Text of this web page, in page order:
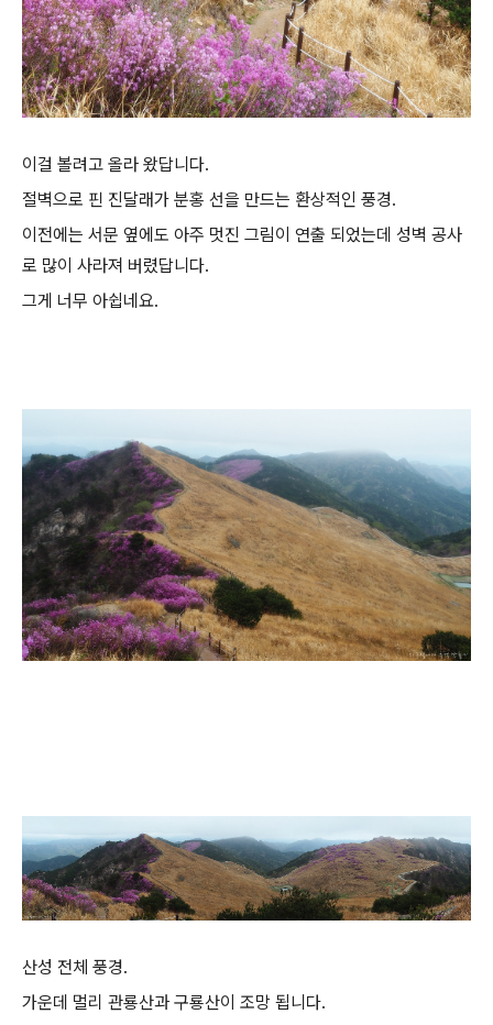
이걸 볼려고 올라 왔답니다.
절벽으로 핀 진달래가 분홍 선을 만드는 환상적인 풍경.
이전에는 서문 옆에도 아주 멋진 그림이 연출 되었는데 성벽 공사
로 많이 사라져 버렸답니다.
그게 너무 아쉽네요.
산성 전체 풍경.
가운데 멀리 관룡산과 구룡산이 조망 됩니다.